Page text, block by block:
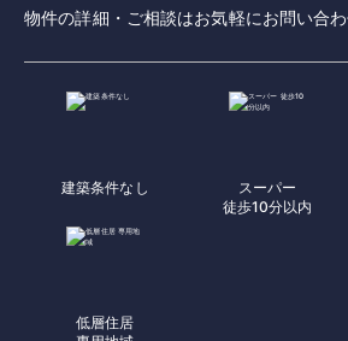
物件の詳細・ご相談はお気軽にお問い合わ
建築条件なし
スーパー
徒歩10分以内
低層住居